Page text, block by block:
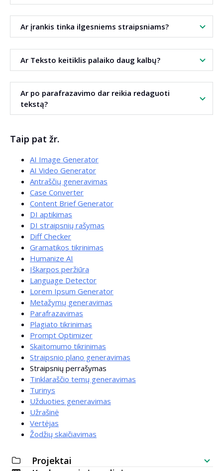
Taip. Teksto keitiklis puikiai tinka tinklaraščių straipsniams,
kategorijų aprašymams ir paslaugų puslapiams. Jis padeda
optimizuoti pagal raktažodžius ir pagerina skaitomumą.
Ar įrankis tinka ilgesniems straipsniams?
Taip. Vienu kartu galite apdoroti iki maždaug 15000
simbolių. Su didesne medžiaga verta dirbti dalimis – tai
palengvina redagavimą ir kokybės kontrolę.
Ar Teksto keitiklis palaiko daug kalbų?
Taip. Įrankis palaiko daugiau nei 140 kalbų. Gali automatiškai
atpažinti teksto kalbą arba leisti pasirinkti tikslinę kalbą
parafrazavimui.
Ar po parafrazavimo dar reikia redaguoti
tekstą?
pritaikyti stilių prekės ženklui, papildyti pavyzdžius ir
Taip pat žr.
AI Image Generator
AI Video Generator
Antraščių generavimas
Case Converter
Content Brief Generator
DI aptikimas
DI straipsnių rašymas
Diff Checker
Gramatikos tikrinimas
Humanize AI
Iškarpos peržiūra
Language Detector
Lorem Ipsum Generator
Metažymų generavimas
Parafrazavimas
Plagiato tikrinimas
Prompt Optimizer
Skaitomumo tikrinimas
Straipsnio plano generavimas
Straipsnių perrašymas
Tinklaraščio temų generavimas
Turinys
Užduoties generavimas
Užrašinė
Vertėjas
Žodžių skaičiavimas
Projektai